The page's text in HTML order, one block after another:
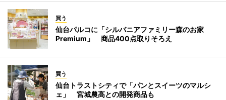
買う
仙台パルコに「シルバニアファミリー森のお家
Premium」 商品400点取りそろえ
買う
仙台トラストシティで「パンとスイーツのマルシ
ェ」 宮城農高との開発商品も